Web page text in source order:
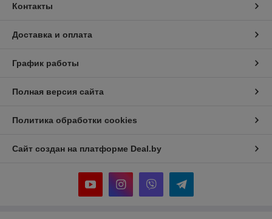
Контакты
Доставка и оплата
График работы
Полная версия сайта
Политика обработки cookies
Сайт создан на платформе Deal.by